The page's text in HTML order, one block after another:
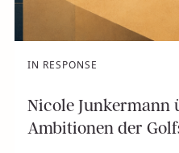
IN RESPONSE
Nicole Junkermann
Ambitionen der